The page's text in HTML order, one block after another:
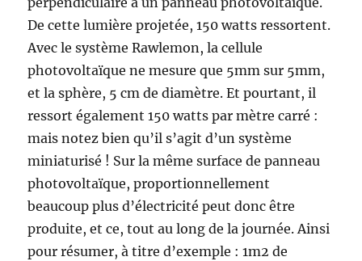
De cette lumière projetée, 150 watts ressortent.
Avec le système Rawlemon, la cellule
photovoltaïque ne mesure que 5mm sur 5mm,
et la sphère, 5 cm de diamètre. Et pourtant, il
ressort également 150 watts par mètre carré :
mais notez bien qu’il s’agit d’un système
miniaturisé ! Sur la même surface de panneau
photovoltaïque, proportionnellement
beaucoup plus d’électricité peut donc être
produite, et ce, tout au long de la journée. Ainsi
pour résumer, à titre d’exemple : 1m2 de